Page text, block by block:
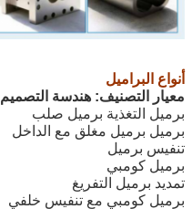
أنواع البراميل
معيار التصنيف: هندسة التصميم
برميل التغذية برميل صلب
برميل برميل مغلق مع الداخل
تنفيس برميل
برميل كومبي
تمديد برميل التفريغ
برميل كومبي مع تنفيس خلفي